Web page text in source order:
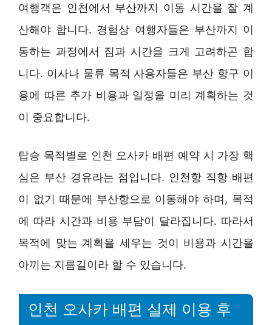
여행객은 인천에서 부산까지 이동 시간을 잘 계
산해야 합니다. 경험상 여행자들은 부산까지 이
동하는 과정에서 짐과 시간을 크게 고려하곤 합
니다. 이사나 물류 목적 사용자들은 부산 항구 이
용에 따른 추가 비용과 일정을 미리 계획하는 것
이 중요합니다.
탑승 목적별로 인천 오사카 배편 예약 시 가장 핵
심은 부산 경유라는 점입니다. 인천항 직항 배편
이 없기 때문에 부산항으로 이동해야 하며, 목적
에 따라 시간과 비용 부담이 달라집니다. 따라서
목적에 맞는 계획을 세우는 것이 비용과 시간을
아끼는 지름길이라 할 수 있습니다.
인천 오사카 배편 실제 이용 후